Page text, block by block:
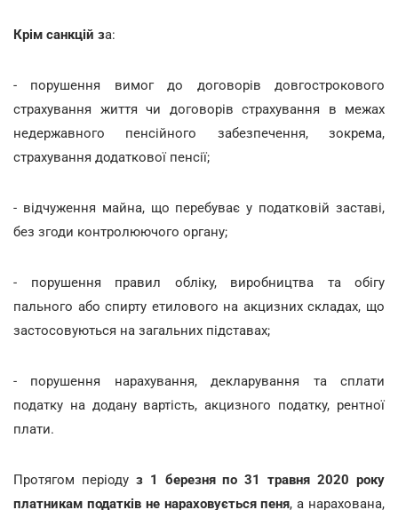
Крім санкцій за:
- порушення вимог до договорів довгострокового
страхування життя чи договорів страхування в межах
недержавного пенсійного забезпечення, зокрема,
страхування додаткової пенсії;
- відчуження майна, що перебуває у податковій заставі,
без згоди контролюючого органу;
- порушення правил обліку, виробництва та обігу
пального або спирту етилового на акцизних складах, що
застосовуються на загальних підставах;
- порушення нарахування, декларування та сплати
податку на додану вартість, акцизного податку, рентної
плати.
Протягом періоду з 1 березня по 31 травня 2020 року
платникам податків не нараховується пеня, а нарахована,